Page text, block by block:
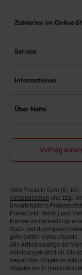
Zahlarten im Online-
Service
Informationen
Über Netto
Vertrag
Fußnoten
*Alle Preise in Euro (€) inkl.
Versandkosten und zzgl.
Unverbindliche
Preise (inkl. MwSt.) und
können im Online-Shop
Statt- und
geforderten Verkaufspreis.
Alle Artikel solange der
Abbildungen ähnlich. Die
begrenzten Angebots
Abgabe nur in